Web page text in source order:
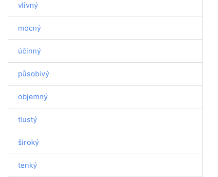
vlivný
mocný
účinný
působivý
objemný
tlustý
široký
tenký